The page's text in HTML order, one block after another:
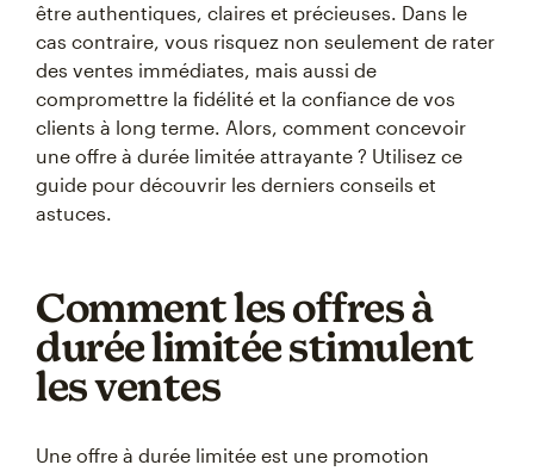
être authentiques, claires et précieuses. Dans le
cas contraire, vous risquez non seulement de rater
des ventes immédiates, mais aussi de
compromettre la fidélité et la confiance de vos
clients à long terme. Alors, comment concevoir
une offre à durée limitée attrayante ? Utilisez ce
guide pour découvrir les derniers conseils et
astuces.
Comment les offres à
durée limitée stimulent
les ventes
Une offre à durée limitée est une promotion